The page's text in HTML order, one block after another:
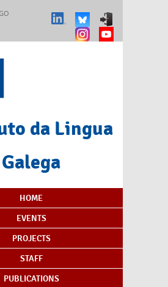
da Lingua
Galega
Index
HOME
EVENTS
PROJECTS
STAFF
PUBLICATIONS